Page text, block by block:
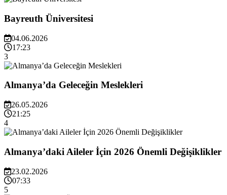
Bayreuth Üniversitesi
04.06.2026
17:23
3
Almanya’da Geleceğin Meslekleri
26.05.2026
21:25
4
Almanya’daki Aileler İçin 2026 Önemli Değişiklikler
23.02.2026
07:33
5